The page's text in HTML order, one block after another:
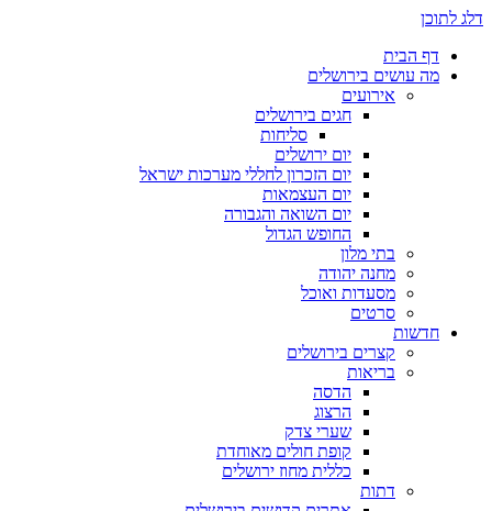
דלג לתוכן
דף הבית
מה עושים בירושלים
אירועים
חגים בירושלים
סליחות
יום ירושלים
יום הזכרון לחללי מערכות ישראל
יום העצמאות
יום השואה והגבורה
החופש הגדול
בתי מלון
מחנה יהודה
מסעדות ואוכל
סרטים
חדשות
קצרים בירושלים
בריאות
הדסה
הרצוג
שערי צדק
קופת חולים מאוחדת
כללית מחוז ירושלים
דתות